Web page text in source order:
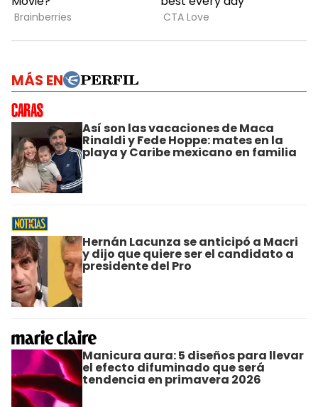
MÁS EN
Así son las vacaciones de Maca
Rinaldi y Fede Hoppe: mates en la
playa y Caribe mexicano en familia
Hernán Lacunza se anticipó a Macri
y dijo que quiere ser el candidato a
presidente del Pro
Manicura aura: 5 diseños para llevar
el efecto difuminado que será
tendencia en primavera 2026